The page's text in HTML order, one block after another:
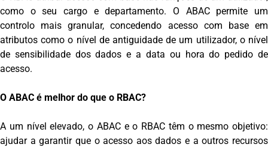
como o seu cargo e departamento. O ABAC permite um
controlo mais granular, concedendo acesso com base em
atributos como o nível de antiguidade de um utilizador, o nível
de sensibilidade dos dados e a data ou hora do pedido de
acesso.
O ABAC é melhor do que o RBAC?
A um nível elevado, o ABAC e o RBAC têm o mesmo objetivo:
ajudar a garantir que o acesso aos dados e a outros recursos